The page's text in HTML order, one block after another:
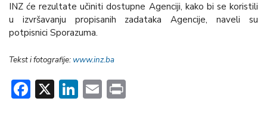
INZ će rezultate učiniti dostupne Agenciji, kako bi se koristili
u izvršavanju propisanih zadataka Agencije, naveli su
potpisnici Sporazuma.
Tekst i fotografije: www.inz.ba
Facebook
X LinkedIn
Email